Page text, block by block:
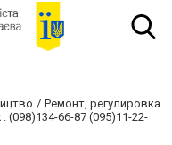
Ремонт, регулировка
(098)134-66-87 (095)11-22-